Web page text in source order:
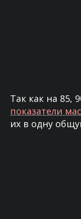
Так как на 85,
показатели
их в одну